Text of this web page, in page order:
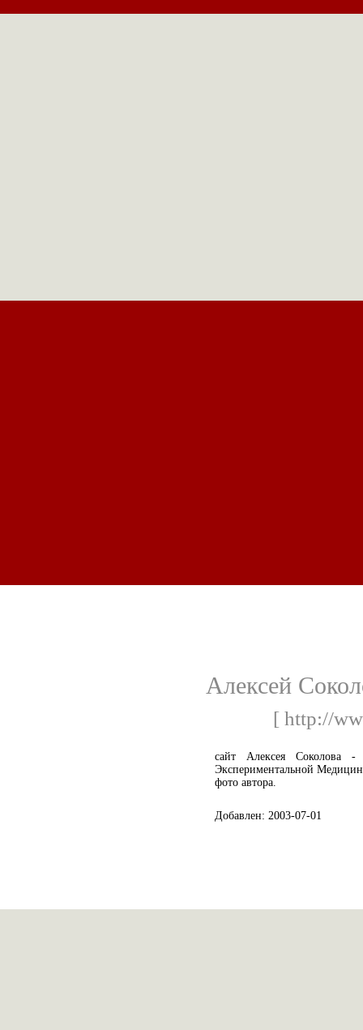
Алексей
[ http://
сайт Алексея Соколова
Экспериментальной
фото автора.
Добавлен: 2003-07-01